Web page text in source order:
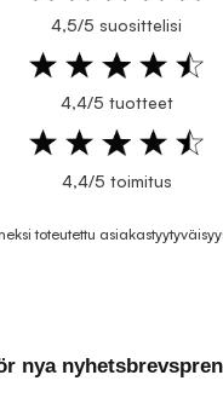
4,5/5 suosittelisi
4,4/5 tuotteet
4,4/5 toimitus
toteutettu
nya